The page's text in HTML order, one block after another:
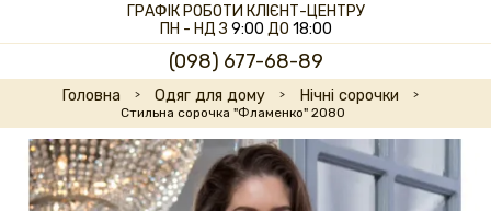
ГРАФІК РОБОТИ КЛІЄНТ-ЦЕНТРУ
ПН - НД З 9:00 ДО 18:00
(098) 677-68-89
Головна Одяг для дому Нічні сорочки
Стильна сорочка "Фламенко" 2080